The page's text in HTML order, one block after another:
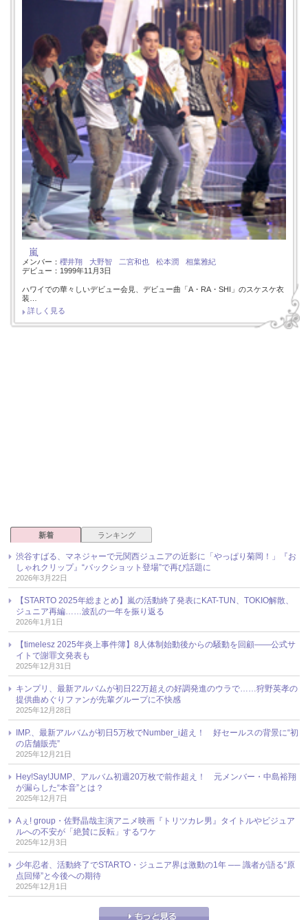
嵐
メンバー： 櫻井翔 大野智 二宮和也 松本潤
相葉雅紀
デビュー：1999年11月3日
ハワイでの華々しいデビュー会見、デビュー曲「A・RA・SHI」のスケスケ衣
装…
詳しく見る
新着 ランキング
渋谷すばる、マネジャーで元関西ジュニアの近影に「やっぱり菊岡！」『お
しゃれクリップ』“バックショット登場”で再び話題に
2026年3月22日
【STARTO 2025年総まとめ】嵐の活動終了発表にKAT-TUN、TOKIO解散、
ジュニア再編……波乱の一年を振り返る
2026年1月1日
【timelesz 2025年炎上事件簿】8人体制始動後からの騒動を回顧――公式サ
イトで謝罪文発表も
2025年12月31日
キンプリ、最新アルバムが初日22万超えの好調発進のウラで……狩野英孝の
提供曲めぐりファンが先輩グループに不快感
2025年12月28日
IMP.、最新アルバムが初日5万枚でNumber_i超え！ 好セールスの背景に“初
の店舗販売”
2025年12月21日
Hey!Say!JUMP、アルバム初週20万枚で前作超え！ 元メンバー・中島裕翔
が漏らした“本音”とは？
2025年12月7日
Aぇ! group・佐野晶哉主演アニメ映画『トリツカレ男』タイトルやビジュア
ルへの不安が「絶賛に反転」するワケ
2025年12月3日
少年忍者、活動終了でSTARTO・ジュニア界は激動の1年 ── 識者が語る“原
点回帰”と今後への期待
2025年12月1日